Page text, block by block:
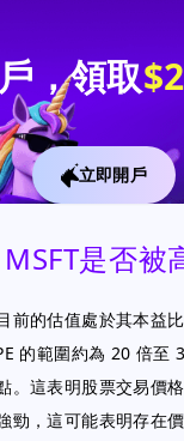
，領取
立即開戶
是否被
前的估值處於其本益
的範圍約為 20 倍至
。這表明股票交易價
勁，這可能表明存在